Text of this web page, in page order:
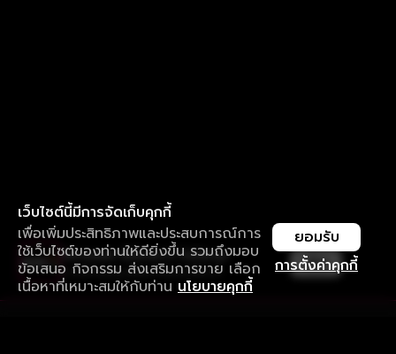
เว็บไซต์นี้มีการจัดเก็บคุกกี้
เพื่อเพิ่มประสิทธิภาพและประสบการณ์การ
ใช้เว็บไซต์ของท่านให้ดียิ่งขึ้น รวมถึงมอบ
ข้อเสนอ กิจกรรม ส่งเสริมการขาย เลือก
เนื้อหาที่เหมาะสมให้กับท่าน นโยบายคุกกี้
การตั้งค่าคุกกี้
ยอมรับ
ใช้งานแอป ลื่นไหลกว่า ไม่มีสะดุด
ดาวน์โหลดแอปเพื่อการรับชมที่ดีกว่า เปิด